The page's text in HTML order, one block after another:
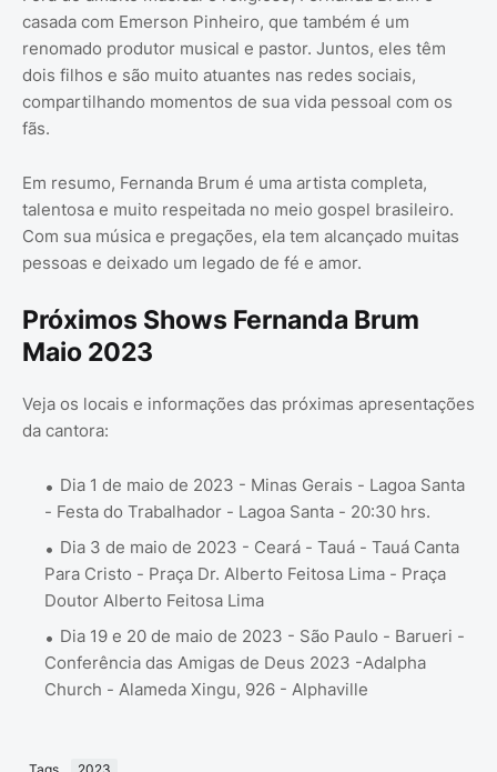
casada com Emerson Pinheiro, que também é um
renomado produtor musical e pastor. Juntos, eles têm
dois filhos e são muito atuantes nas redes sociais,
compartilhando momentos de sua vida pessoal com os
fãs.
Em resumo, Fernanda Brum é uma artista completa,
talentosa e muito respeitada no meio gospel brasileiro.
Com sua música e pregações, ela tem alcançado muitas
pessoas e deixado um legado de fé e amor.
Próximos Shows Fernanda Brum
Maio 2023
Veja os locais e informações das próximas apresentações
da cantora:
Dia 1 de maio de 2023 - Minas Gerais - Lagoa Santa
- Festa do Trabalhador - Lagoa Santa - 20:30 hrs.
Dia 3 de maio de 2023 - Ceará - Tauá - Tauá Canta
Para Cristo - Praça Dr. Alberto Feitosa Lima - Praça
Doutor Alberto Feitosa Lima
Dia 19 e 20 de maio de 2023 - São Paulo - Barueri -
Conferência das Amigas de Deus 2023 -Adalpha
Church - Alameda Xingu, 926 - Alphaville